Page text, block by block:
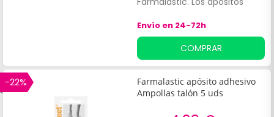
ampollas de Farmalastic son
perfectos para aliviar el dolor
provocado por ampollas en
los pies y proteger la zona
para que no se irrite ni
produzca gérmenes.
Envío en 24-72h
COMPRAR
-22%
Farmalastic apósito adhesivo
Ampollas talón 5 uds